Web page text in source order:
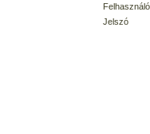
Jelszó